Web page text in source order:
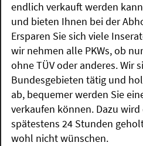
endlich verkauft werden
und bieten Ihnen bei der
Ersparen Sie sich viele
wir nehmen alle PKWs, ob
ohne TÜV oder anderes. Wir
Bundesgebieten tätig und
ab, bequemer werden Sie
verkaufen können. Dazu
spätestens 24 Stunden
wohl nicht wünschen.